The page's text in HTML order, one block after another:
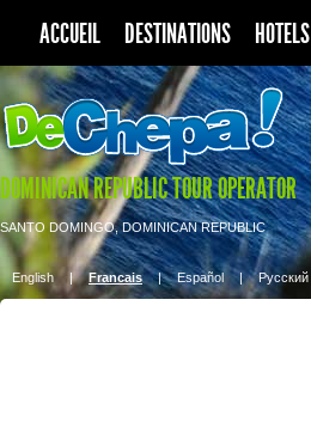
ACCUEIL DESTINATIONS HOTELS
DOMINICAN REPUBLIC TOUR OPERATOR
SANTO DOMINGO, DOMINICAN REPUBLIC
English | Francais | Español | Pусский